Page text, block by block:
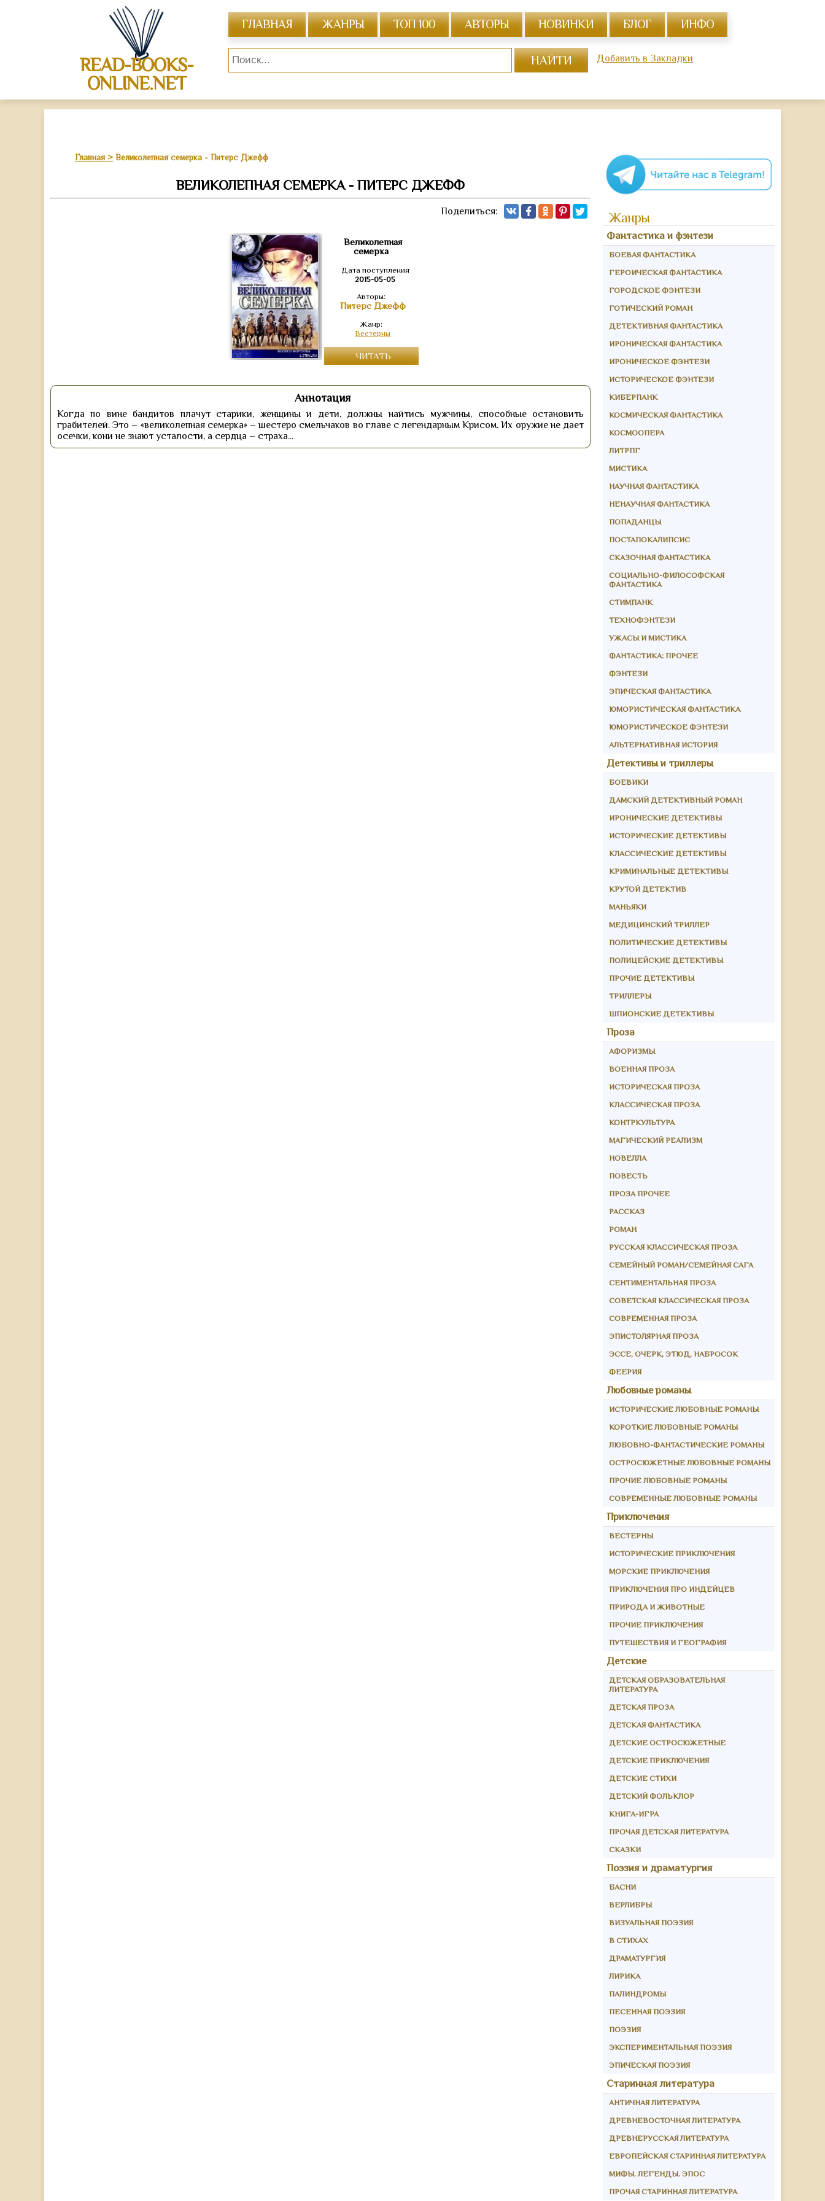
READ-BOOKS-
ONLINE.NET
ГЛАВНАЯ ЖАНРЫ ТОП 100 АВТОРЫ НОВИНКИ БЛОГ ИНФО
Добавить в Закладки
Главная Великолепная семерка - Питерс Джефф
ВЕЛИКОЛЕПНАЯ СЕМЕРКА - ПИТЕРС ДЖЕФФ
Поделиться:
Великолепная
семерка
Дата поступления
2015-05-05
Авторы:
Питерс Джефф
Жанр:
Вестерны
ЧИТАТЬ
Аннотация
Когда по вине бандитов плачут старики, женщины и дети, должны найтись мужчины, способные остановить
грабителей. Это – «великолепная семерка» – шестеро смельчаков во главе с легендарным Крисом. Их оружие не дает
осечки, кони не знают усталости, а сердца – страха...
Жанры
Фантастика и фэнтези
БОЕВАЯ ФАНТАСТИКА
ГЕРОИЧЕСКАЯ ФАНТАСТИКА
ГОРОДСКОЕ ФЭНТЕЗИ
ГОТИЧЕСКИЙ РОМАН
ДЕТЕКТИВНАЯ ФАНТАСТИКА
ИРОНИЧЕСКАЯ ФАНТАСТИКА
ИРОНИЧЕСКОЕ ФЭНТЕЗИ
ИСТОРИЧЕСКОЕ ФЭНТЕЗИ
КИБЕРПАНК
КОСМИЧЕСКАЯ ФАНТАСТИКА
КОСМООПЕРА
ЛИТРПГ
МИСТИКА
НАУЧНАЯ ФАНТАСТИКА
НЕНАУЧНАЯ ФАНТАСТИКА
ПОПАДАНЦЫ
ПОСТАПОКАЛИПСИС
СКАЗОЧНАЯ ФАНТАСТИКА
СОЦИАЛЬНО-ФИЛОСОФСКАЯ
ФАНТАСТИКА
СТИМПАНК
ТЕХНОФЭНТЕЗИ
УЖАСЫ И МИСТИКА
ФАНТАСТИКА: ПРОЧЕЕ
ФЭНТЕЗИ
ЭПИЧЕСКАЯ ФАНТАСТИКА
ЮМОРИСТИЧЕСКАЯ ФАНТАСТИКА
ЮМОРИСТИЧЕСКОЕ ФЭНТЕЗИ
АЛЬТЕРНАТИВНАЯ ИСТОРИЯ
Детективы и триллеры
БОЕВИКИ
ДАМСКИЙ ДЕТЕКТИВНЫЙ РОМАН
ИРОНИЧЕСКИЕ ДЕТЕКТИВЫ
ИСТОРИЧЕСКИЕ ДЕТЕКТИВЫ
КЛАССИЧЕСКИЕ ДЕТЕКТИВЫ
КРИМИНАЛЬНЫЕ ДЕТЕКТИВЫ
КРУТОЙ ДЕТЕКТИВ
МАНЬЯКИ
МЕДИЦИНСКИЙ ТРИЛЛЕР
ПОЛИТИЧЕСКИЕ ДЕТЕКТИВЫ
ПОЛИЦЕЙСКИЕ ДЕТЕКТИВЫ
ПРОЧИЕ ДЕТЕКТИВЫ
ТРИЛЛЕРЫ
ШПИОНСКИЕ ДЕТЕКТИВЫ
Проза
АФОРИЗМЫ
ВОЕННАЯ ПРОЗА
ИСТОРИЧЕСКАЯ ПРОЗА
КЛАССИЧЕСКАЯ ПРОЗА
КОНТРКУЛЬТУРА
МАГИЧЕСКИЙ РЕАЛИЗМ
НОВЕЛЛА
ПОВЕСТЬ
ПРОЗА ПРОЧЕЕ
РАССКАЗ
РОМАН
РУССКАЯ КЛАССИЧЕСКАЯ ПРОЗА
СЕМЕЙНЫЙ РОМАН/СЕМЕЙНАЯ САГА
СЕНТИМЕНТАЛЬНАЯ ПРОЗА
СОВЕТСКАЯ КЛАССИЧЕСКАЯ ПРОЗА
СОВРЕМЕННАЯ ПРОЗА
ЭПИСТОЛЯРНАЯ ПРОЗА
ЭССЕ, ОЧЕРК, ЭТЮД, НАБРОСОК
ФЕЕРИЯ
Любовные романы
ИСТОРИЧЕСКИЕ ЛЮБОВНЫЕ РОМАНЫ
КОРОТКИЕ ЛЮБОВНЫЕ РОМАНЫ
ЛЮБОВНО-ФАНТАСТИЧЕСКИЕ РОМАНЫ
ОСТРОСЮЖЕТНЫЕ ЛЮБОВНЫЕ РОМАНЫ
ПРОЧИЕ ЛЮБОВНЫЕ РОМАНЫ
СОВРЕМЕННЫЕ ЛЮБОВНЫЕ РОМАНЫ
Приключения
ВЕСТЕРНЫ
ИСТОРИЧЕСКИЕ ПРИКЛЮЧЕНИЯ
МОРСКИЕ ПРИКЛЮЧЕНИЯ
ПРИКЛЮЧЕНИЯ ПРО ИНДЕЙЦЕВ
ПРИРОДА И ЖИВОТНЫЕ
ПРОЧИЕ ПРИКЛЮЧЕНИЯ
ПУТЕШЕСТВИЯ И ГЕОГРАФИЯ
Детские
ДЕТСКАЯ ОБРАЗОВАТЕЛЬНАЯ
ЛИТЕРАТУРА
ДЕТСКАЯ ПРОЗА
ДЕТСКАЯ ФАНТАСТИКА
ДЕТСКИЕ ОСТРОСЮЖЕТНЫЕ
ДЕТСКИЕ ПРИКЛЮЧЕНИЯ
ДЕТСКИЕ СТИХИ
ДЕТСКИЙ ФОЛЬКЛОР
КНИГА-ИГРА
ПРОЧАЯ ДЕТСКАЯ ЛИТЕРАТУРА
СКАЗКИ
Поэзия и драматургия
БАСНИ
ВЕРЛИБРЫ
ВИЗУАЛЬНАЯ ПОЭЗИЯ
В СТИХАХ
ДРАМАТУРГИЯ
ЛИРИКА
ПАЛИНДРОМЫ
ПЕСЕННАЯ ПОЭЗИЯ
ПОЭЗИЯ
ЭКСПЕРИМЕНТАЛЬНАЯ ПОЭЗИЯ
ЭПИЧЕСКАЯ ПОЭЗИЯ
Старинная литература
АНТИЧНАЯ ЛИТЕРАТУРА
ДРЕВНЕВОСТОЧНАЯ ЛИТЕРАТУРА
ДРЕВНЕРУССКАЯ ЛИТЕРАТУРА
ЕВРОПЕЙСКАЯ СТАРИННАЯ ЛИТЕРАТУРА
МИФЫ. ЛЕГЕНДЫ. ЭПОС
ПРОЧАЯ СТАРИННАЯ ЛИТЕРАТУРА